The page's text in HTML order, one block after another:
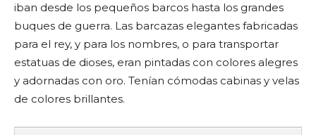
iban desde los pequeños barcos hasta los grandes
buques de guerra. Las barcazas elegantes fabricadas
para el rey, y para los nombres, o para transportar
estatuas de dioses, eran pintadas con colores alegres
y adornadas con oro. Tenían cómodas cabinas y velas
de colores brillantes.